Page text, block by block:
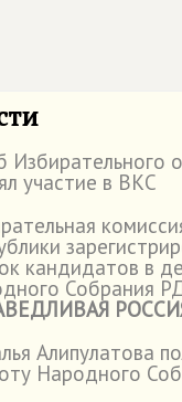
Избирательного
участие в ВКС
кандидатов в
Собрания
Алипулатова
Народного